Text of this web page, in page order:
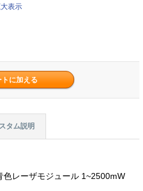
表示
タム説明
レーザモジュール 1~2500mW